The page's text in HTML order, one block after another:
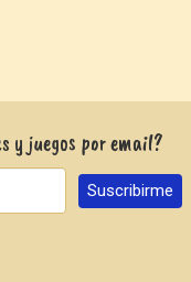
y juegos por email?